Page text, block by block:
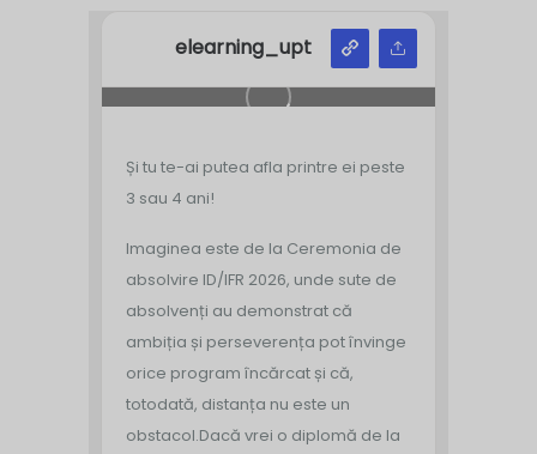
elearning_upt
Și tu te-ai putea afla printre ei peste
3 sau 4 ani!
Imaginea este de la Ceremonia de
absolvire ID/IFR 2026, unde sute de
absolvenți au demonstrat că
ambiția și perseverența pot învinge
orice program încărcat și că,
totodată, distanța nu este un
obstacol.Dacă vrei o diplomă de la